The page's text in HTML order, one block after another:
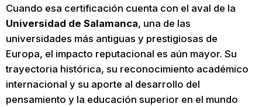
Cuando esa certificación cuenta con el aval de la
Universidad de Salamanca, una de las
universidades más antiguas y prestigiosas de
Europa, el impacto reputacional es aún mayor. Su
trayectoria histórica, su reconocimiento académico
internacional y su aporte al desarrollo del
pensamiento y la educación superior en el mundo